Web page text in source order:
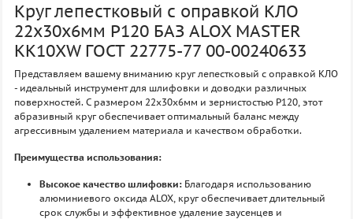
Круг лепестковый с оправкой КЛО
22х30х6мм P120 БАЗ ALOX MASTER
KK10XW ГОСТ 22775-77 00-00240633
Представляем вашему вниманию круг лепестковый с оправкой КЛО
- идеальный инструмент для шлифовки и доводки различных
поверхностей. С размером 22х30х6мм и зернистостью P120, этот
абразивный круг обеспечивает оптимальный баланс между
агрессивным удалением материала и качеством обработки.
Преимущества использования:
Высокое качество шлифовки: Благодаря использованию
алюминиевого оксида ALOX, круг обеспечивает длительный
срок службы и эффективное удаление заусенцев и